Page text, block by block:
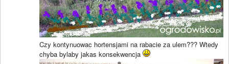
Czy kontynuowac hortensjami na rabacie za ulem??? Wtedy
chyba bylaby jakas konsekwencja